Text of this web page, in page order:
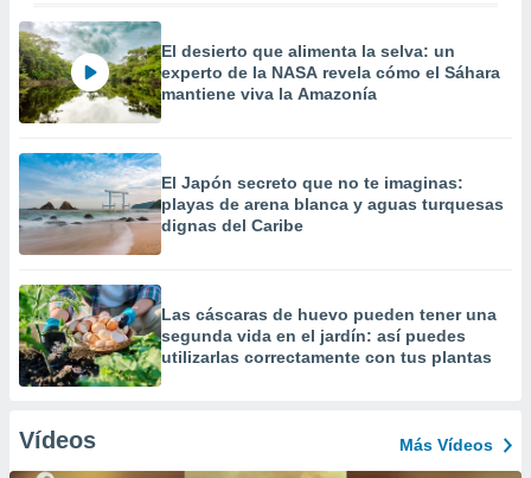
El desierto que alimenta la selva: un
experto de la NASA revela cómo el Sáhara
mantiene viva la Amazonía
El Japón secreto que no te imaginas:
playas de arena blanca y aguas turquesas
dignas del Caribe
Las cáscaras de huevo pueden tener una
segunda vida en el jardín: así puedes
utilizarlas correctamente con tus plantas
Vídeos Más Vídeos